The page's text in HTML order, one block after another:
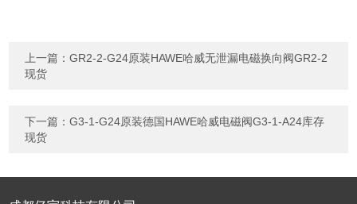
上一篇：GR2-2-G24原装HAWE哈威无泄漏电磁换向阀GR2-2
现货
下一篇：G3-1-G24原装德国HAWE哈威电磁阀G3-1-A24库存
现货